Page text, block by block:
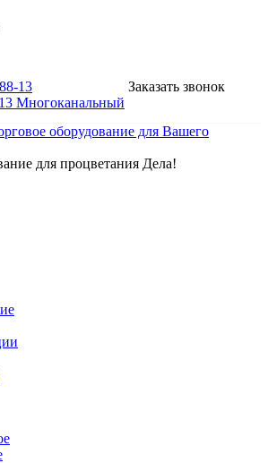
13
Многоканальный
Заказать звонок
для процветания Дела!